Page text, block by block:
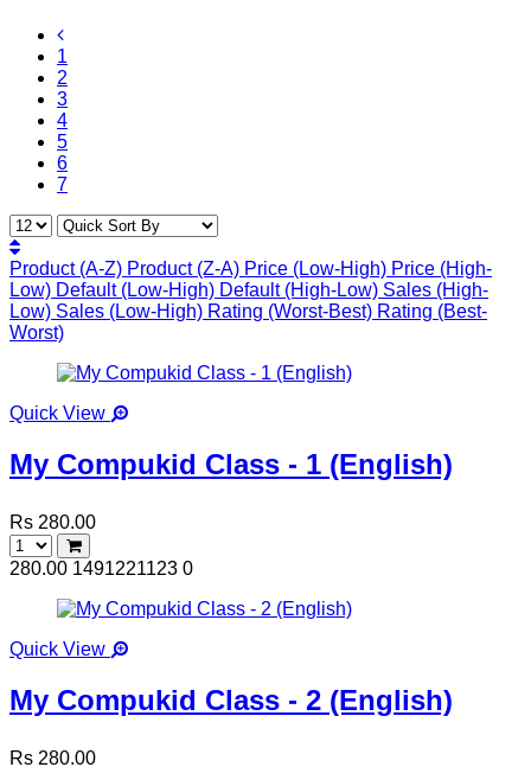
1
2
3
4
5
6
7
Product (A-Z) Product (Z-A) Price (Low-High) Price (High-
Low) Default (Low-High) Default (High-Low) Sales (High-
Low) Sales (Low-High) Rating (Worst-Best) Rating (Best-
Worst)
Quick View
My Compukid Class - 1 (English)
Rs 280.00
280.00 1491221123 0
Quick View
My Compukid Class - 2 (English)
Rs 280.00